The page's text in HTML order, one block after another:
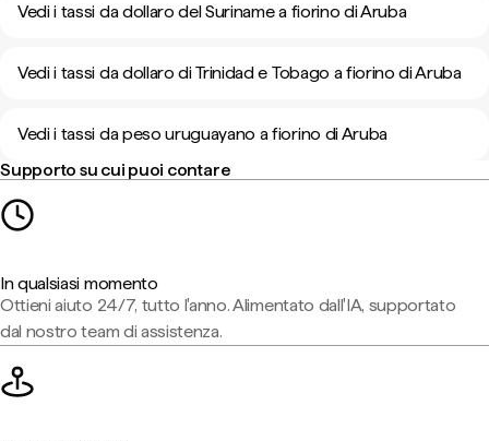
Vedi i tassi da dollaro del Suriname a fiorino di Aruba
Vedi i tassi da dollaro di Trinidad e Tobago a fiorino di Aruba
Vedi i tassi da peso uruguayano a fiorino di Aruba
Supporto su cui puoi contare
In qualsiasi momento
Ottieni aiuto 24/7, tutto l'anno. Alimentato dall'IA, supportato
dal nostro team di assistenza.